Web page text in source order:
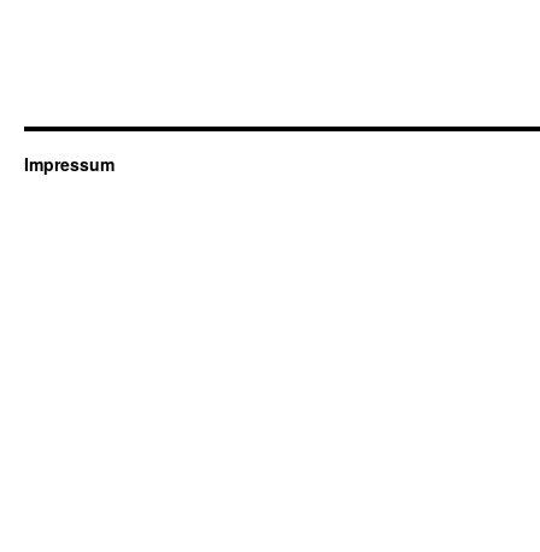
Impressum